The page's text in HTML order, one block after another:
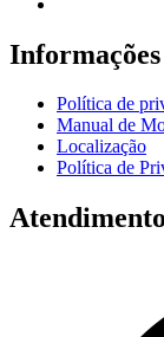
Informações
Política de
Manual de
Localização
Política de
Atendimento